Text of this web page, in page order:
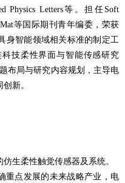
Physics Letters等。担任Soft
等国际期刊青年编委，荣获
身智能领域相关标准的制定工
技柔性界面与智能传感研究
布局与研究内容规划，主导电
新。
生柔性触觉传感器及系统。
重点发展的未来战略产业，电